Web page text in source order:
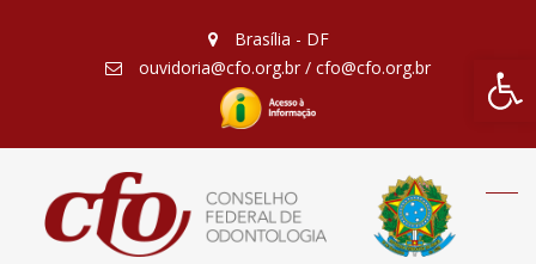
Barra
Brasília - DF
ouvidoria@cfo.org.br / cfo@cfo.org.br